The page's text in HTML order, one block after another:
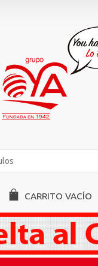
CARRITO VACÍO